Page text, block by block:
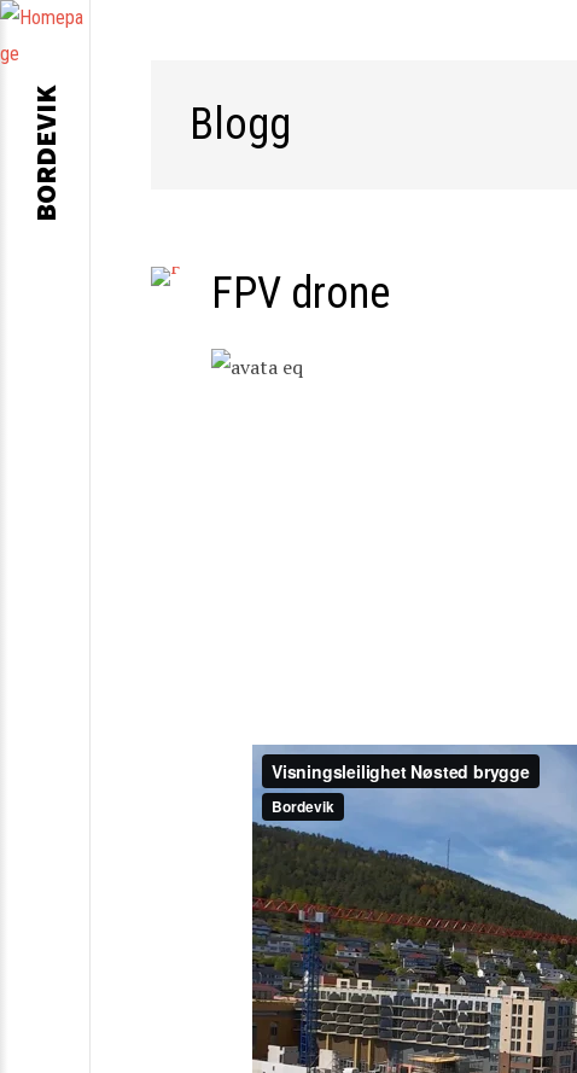
Blogg
FPV drone
BORDEVIK